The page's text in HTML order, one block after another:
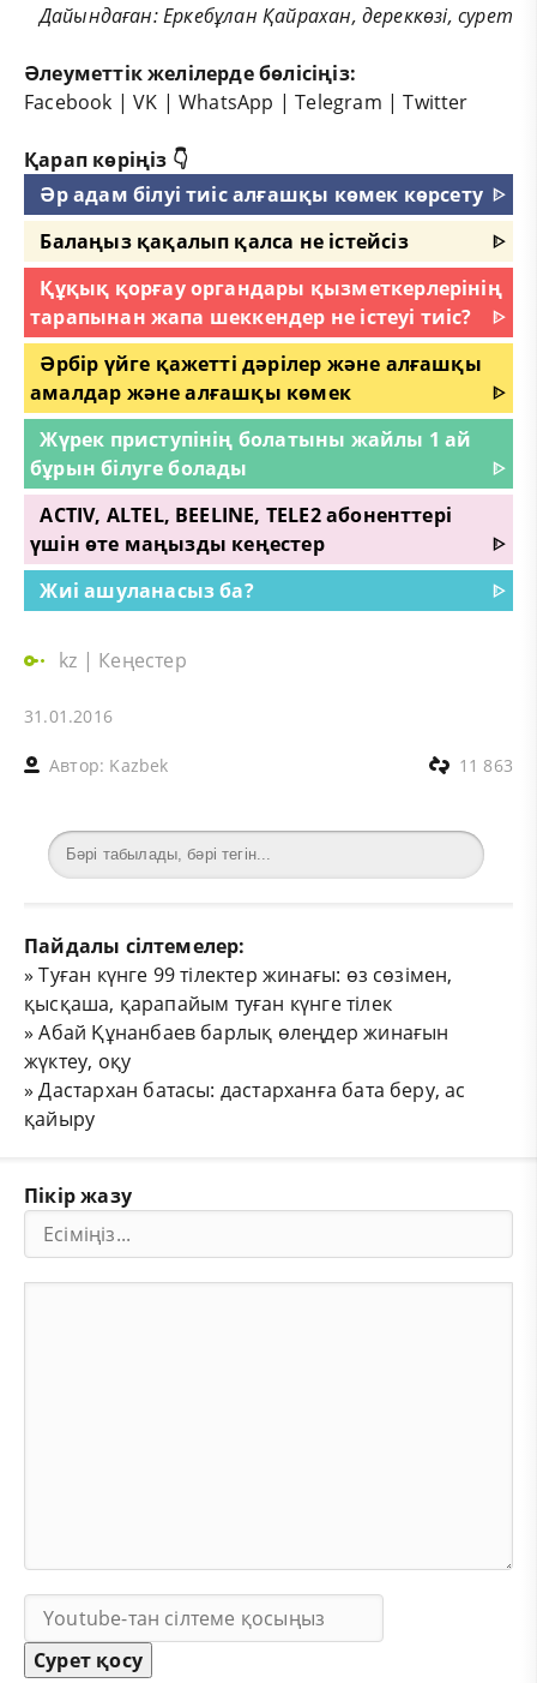
Дайындаған: Еркебұлан Қайрахан, дереккөзі,сурет
Әлеуметтік желілерде бөлісіңіз:
Facebook |VK |WhatsApp |Telegram |Twitter
Қарап көріңіз 👇
Әр адам білуі тиіс алғашқы көмек көрсету ᐈ
Балаңыз қақалып қалса не істейсіз
ᐈ
Құқық қорғау органдары қызметкерлерінің
тарапынан жапа шеккендер не істеуі тиіс?
ᐈ
Әрбір үйге қажетті дәрілер және алғашқы
амалдар және алғашқы көмек
ᐈ
Жүрек приступінің болатыны жайлы 1 ай
бұрын білуге болады
ᐈ
ACTIV, ALTEL, BEELINE, TELE2 абоненттері
үшін өте маңызды кеңестер
ᐈ
Жиі ашуланасыз ба?
ᐈ
kz | Кеңестер
31.01.2016
Автор: Kazbek 11 863
Пайдалы сілтемелер:
»Туған күнге 99 тілектер жинағы: өз сөзімен,
қысқаша, қарапайым туған күнге тілек
»Абай Құнанбаев барлық өлеңдер жинағын
жүктеу, оқу
»Дастархан батасы: дастарханға бата беру, ас
қайыру
Пікір жазу
Сурет қосу